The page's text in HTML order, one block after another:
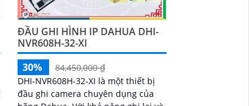
ĐẦU GHI HÌNH IP DAHUA DHI-
NVR608H-32-XI
30%
84,450,000 ₫
DHI-NVR608H-32-XI là một thiết bị
đầu ghi camera chuyên dụng của